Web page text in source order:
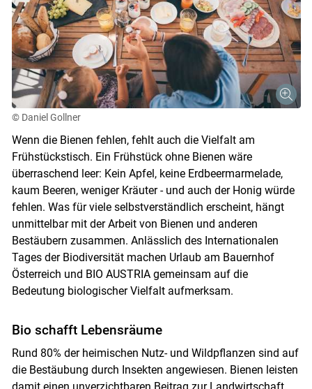
© Daniel Gollner
Wenn die Bienen fehlen, fehlt auch die Vielfalt am
Frühstückstisch. Ein Frühstück ohne Bienen wäre
überraschend leer: Kein Apfel, keine Erdbeermarmelade,
kaum Beeren, weniger Kräuter - und auch der Honig würde
fehlen. Was für viele selbstverständlich erscheint, hängt
unmittelbar mit der Arbeit von Bienen und anderen
Bestäubern zusammen. Anlässlich des Internationalen
Tages der Biodiversität machen Urlaub am Bauernhof
Österreich und BIO AUSTRIA gemeinsam auf die
Bedeutung biologischer Vielfalt aufmerksam.
Bio schafft Lebensräume
Rund 80% der heimischen Nutz- und Wildpflanzen sind auf
die Bestäubung durch Insekten angewiesen. Bienen leisten